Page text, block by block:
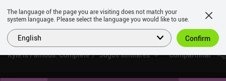
Kyle is Famous: Complete Jogos similares Compartilhar
The language of the page you are visiting does not match your
system language. Please select the language you would like to use.
English Confirm